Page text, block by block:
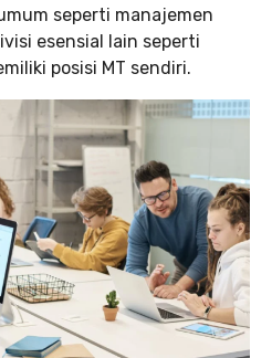
seperti manajemen
esensial lain seperti
posisi MT sendiri.